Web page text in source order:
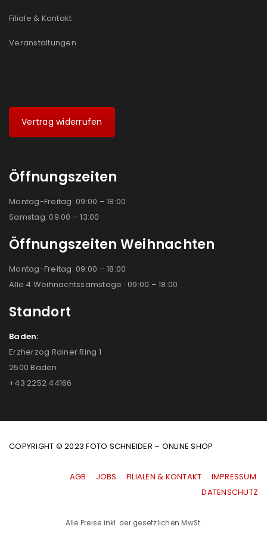
Filiale & Kontakt
Veranstaltungen
Vertrag widerrufen
Öffnungszeiten
Montag-Freitag: 09:00 – 18:00
Samstag: 09:00 – 13:00
Öffnungszeiten Weihnachten
Montag-Freitag: 09:00 – 18:00
Alle 4 Weihnachtssamstage : 09:00 – 18:00
Standort
Baden:
Erzherzog Rainer Ring 1
2500 Baden
+43 2252 44166
COPYRIGHT © 2023 FOTO SCHNEIDER – ONLINE SHOP
AGB JOBS FILIALEN & KONTAKT
IMPRESSUM
|DATENSCHUTZ
Alle Preise inkl. der gesetzlichen MwSt.